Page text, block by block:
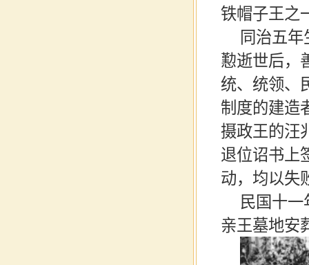
铁帽子王之
同治五
懃逝世后，
统、统领、
制度的建造
摄政王的汪
退位诏书
动 ，均以失
民国十一
亲王墓地安